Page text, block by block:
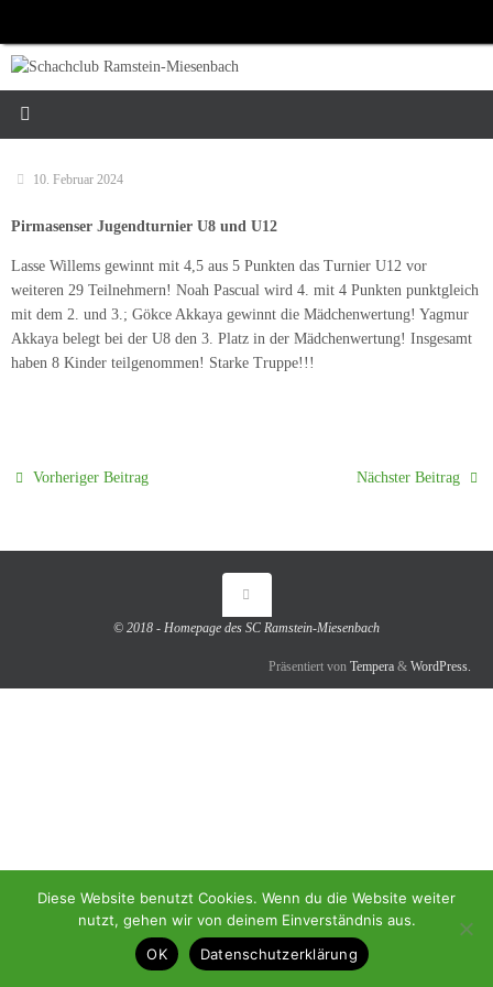
springen
10. Februar 2024
Pirmasenser Jugendturnier U8 und U12
Lasse Willems gewinnt mit 4,5 aus 5 Punkten das Turnier U12 vor
weiteren 29 Teilnehmern! Noah Pascual wird 4. mit 4 Punkten punktgleich
mit dem 2. und 3.; Gökce Akkaya gewinnt die Mädchenwertung! Yagmur
Akkaya belegt bei der U8 den 3. Platz in der Mädchenwertung! Insgesamt
haben 8 Kinder teilgenommen! Starke Truppe!!!
Vorheriger Beitrag Nächster Beitrag
© 2018 - Homepage des SC Ramstein-Miesenbach
Präsentiert von Tempera & WordPress.
Diese Website benutzt Cookies. Wenn du die Website weiter
nutzt, gehen wir von deinem Einverständnis aus.
OK
Datenschutzerklärung